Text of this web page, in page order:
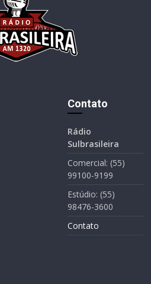
Contato
Rádio
Sulbrasileira
Comercial: (55)
99100-9199
Estúdio: (55)
98476-3600
Contato